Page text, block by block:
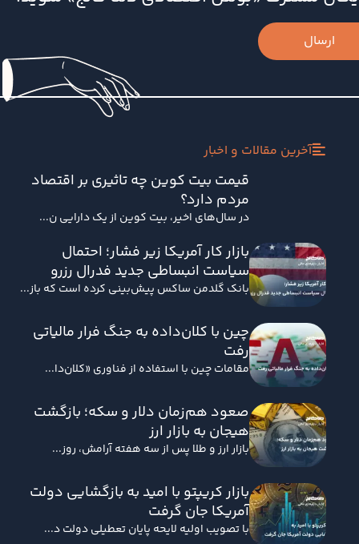
ارسال
آخرین مقالات و اخبار
قیمت بیت کوین چه تاثیری بر اقتصاد
مردم دارد؟
در سال‌های اخیر، بیت کوین از یک دارایی ن...
بازار کار آمریکا زیر فشار؛ احتمال
سیاست انبساطی جدید فدرال رزرو
بانک گلدمن ساکس پیش‌بینی کرده است که باز...
چین با کلان‌داده به جنگ فرار مالیاتی
رفت
مقامات چین با استفاده از فناوری «کلان‌دا...
صعود هم‌زمان دلار و سکه؛ بازگشت
هیجان به بازار ارز
بازار ارز و طلا پس از سه هفته آرامش، روز...
بازار کریپتو با امید به بازگشایی دولت
آمریکا جان گرفت
با تصویب اولیه لایحه پایان تعطیلی دولت د...